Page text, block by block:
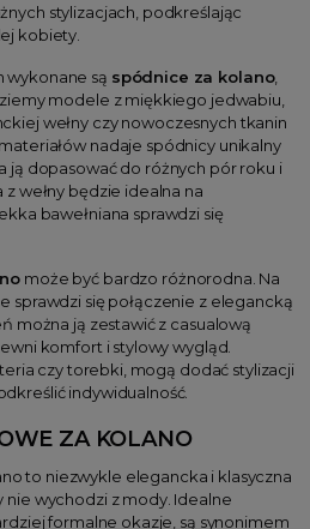
stylizacjach, podkreślając
kobiety.
wykonane są spódnice za kolano,
modele z miękkiego jedwabiu,
wełny czy nowoczesnych tkanin
nadaje spódnicy unikalny
ją dopasować do różnych pór roku i
z wełny będzie idealna na
bawełniana sprawdzi się
może być bardzo różnorodna. Na
sprawdzi się połączenie z elegancką
można ją zestawić z casualową
komfort i stylowy wygląd.
czy torebki, mogą dodać stylizacji
indywidualność.
ZA KOLANO
to niezwykle elegancka i klasyczna
wychodzi z mody. Idealne
formalne okazje, są synonimem